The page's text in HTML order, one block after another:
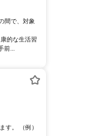
間で、対象
的な生活習
前...
す。 （例）